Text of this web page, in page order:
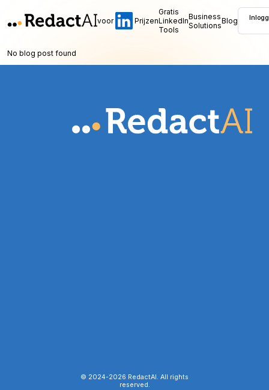
voor Prijzen
Gratis
LinkedIn
Tools
Business
SolutionsBlog
No blog post found
© 2024-2026 RedactAI. All rights
reserved.